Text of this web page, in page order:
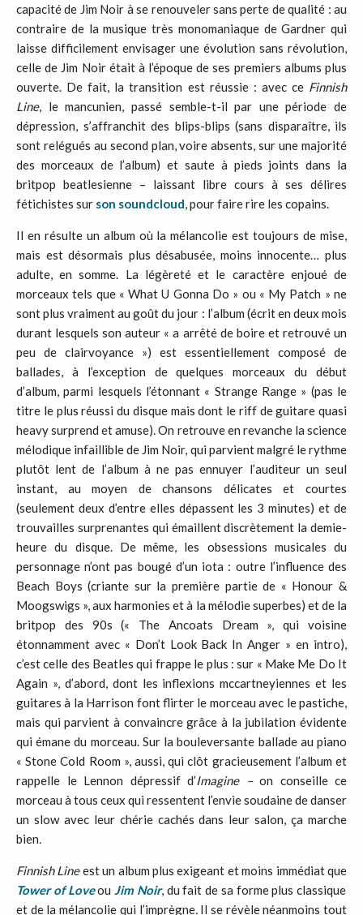
capacité de Jim Noir à se renouveler sans perte de qualité : au
contraire de la musique très monomaniaque de Gardner qui
laisse difficilement envisager une évolution sans révolution,
celle de Jim Noir était à l’époque de ses premiers albums plus
ouverte. De fait, la transition est réussie : avec ce Finnish
Line, le mancunien, passé semble-t-il par une période de
dépression, s’affranchit des blips-blips (sans disparaître, ils
sont relégués au second plan, voire absents, sur une majorité
des morceaux de l’album) et saute à pieds joints dans la
britpop beatlesienne – laissant libre cours à ses délires
fétichistes sur son soundcloud, pour faire rire les copains.
Il en résulte un album où la mélancolie est toujours de mise,
mais est désormais plus désabusée, moins innocente… plus
adulte, en somme. La légèreté et le caractère enjoué de
morceaux tels que « What U Gonna Do » ou « My Patch » ne
sont plus vraiment au goût du jour : l’album (écrit en deux mois
durant lesquels son auteur « a arrêté de boire et retrouvé un
peu de clairvoyance ») est essentiellement composé de
ballades, à l’exception de quelques morceaux du début
d’album, parmi lesquels l’étonnant « Strange Range » (pas le
titre le plus réussi du disque mais dont le riff de guitare quasi
heavy surprend et amuse). On retrouve en revanche la science
mélodique infaillible de Jim Noir, qui parvient malgré le rythme
plutôt lent de l’album à ne pas ennuyer l’auditeur un seul
instant, au moyen de chansons délicates et courtes
(seulement deux d’entre elles dépassent les 3 minutes) et de
trouvailles surprenantes qui émaillent discrètement la demie-
heure du disque. De même, les obsessions musicales du
personnage n’ont pas bougé d’un iota : outre l’influence des
Beach Boys (criante sur la première partie de « Honour &
Moogswigs », aux harmonies et à la mélodie superbes) et de la
britpop des 90s (« The Ancoats Dream », qui voisine
étonnamment avec « Don’t Look Back In Anger » en intro),
c’est celle des Beatles qui frappe le plus : sur « Make Me Do It
Again », d’abord, dont les inflexions mccartneyiennes et les
guitares à la Harrison font flirter le morceau avec le pastiche,
mais qui parvient à convaincre grâce à la jubilation évidente
qui émane du morceau. Sur la bouleversante ballade au piano
« Stone Cold Room », aussi, qui clôt gracieusement l’album et
rappelle le Lennon dépressif d’Imagine –on conseille ce
morceau à tous ceux qui ressentent l’envie soudaine de danser
un slow avec leur chérie cachés dans leur salon, ça marche
bien.
Finnish Lineest un album plus exigeant et moins immédiat que
Tower of LoveouJim Noir, du fait de sa forme plus classique
et de la mélancolie qui l’imprègne.Il se révèle néanmoins tout